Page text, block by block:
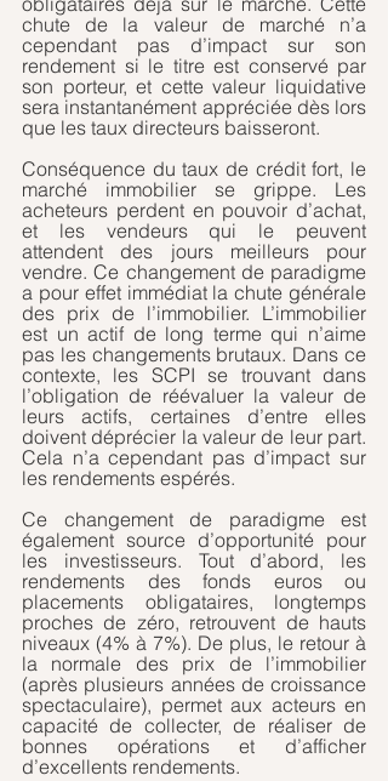
chute de la valeur de marché n’a
cependant pas d’impact sur son
rendement si le titre est conservé par
son porteur, et cette valeur liquidative
sera instantanément appréciée dès lors
que les taux directeurs baisseront.
Conséquence du taux de crédit fort, le
marché immobilier se grippe. Les
acheteurs perdent en pouvoir d’achat,
et les vendeurs qui le peuvent
attendent des jours meilleurs pour
vendre. Ce changement de paradigme
a pour effet immédiat la chute générale
des prix de l’immobilier. L’immobilier
est un actif de long terme qui n’aime
pas les changements brutaux. Dans ce
contexte, les SCPI se trouvant dans
l’obligation de réévaluer la valeur de
leurs actifs, certaines d’entre elles
doivent déprécier la valeur de leur part.
Cela n’a cependant pas d’impact sur
les rendements espérés.
Ce changement de paradigme est
également source d’opportunité pour
les investisseurs. Tout d’abord, les
rendements des fonds euros ou
placements obligataires, longtemps
proches de zéro, retrouvent de hauts
niveaux (4% à 7%). De plus, le retour à
la normale des prix de l’immobilier
(après plusieurs années de croissance
spectaculaire), permet aux acteurs en
capacité de collecter, de réaliser de
bonnes opérations et d’afficher
d’excellents rendements.